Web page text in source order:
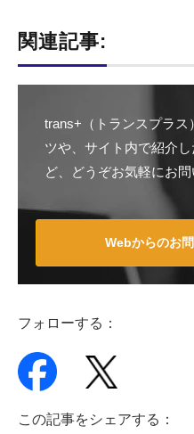
関連記事:
trans+（トランスプラ
ツや、サイト内で紹介
ど、どうぞお気軽にお問
Webからのお
フォローする：
この記事をシェアする：